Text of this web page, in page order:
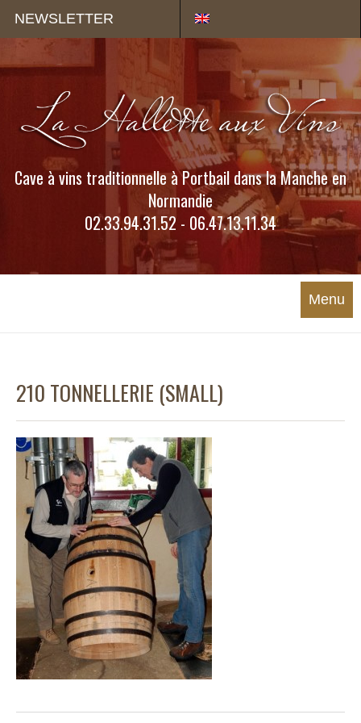
NEWSLETTER
Cave à vins traditionnelle à Portbail dans la Manche en
Normandie
02.33.94.31.52 - 06.47.13.11.34
Menu
210 TONNELLERIE (SMALL)
Panneau de gestion des cookies